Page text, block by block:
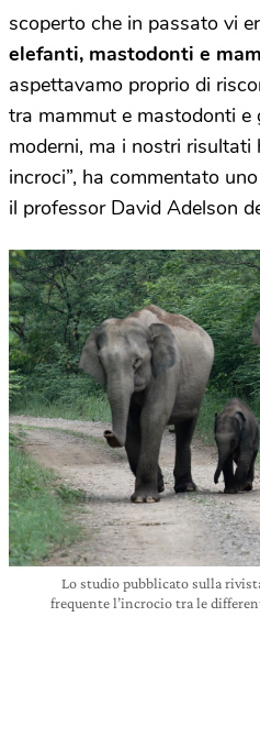
scoperto che in passato vi
elefanti, mastodonti e
aspettavamo proprio di
tra mammut e mastodonti
moderni, ma i nostri
incroci”, ha commentato
il professor David Adelson
Lo studio pubblicato sulla
frequente l’incrocio tra le